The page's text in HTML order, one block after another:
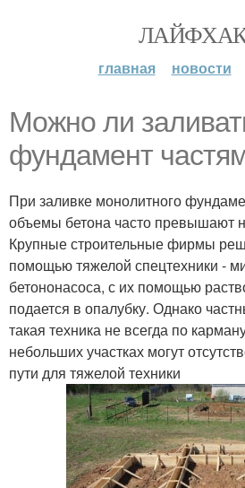
главная новости
Можно ли
фундамент
При заливке монолитного
объемы бетона часто превышают
Крупные строительные фирмы
помощью тяжелой спецтехники -
бетононасоса, с их помощью
подается в опалубку. Однако
такая техника не всегда по
небольших участках могут
пути для тяжелой техники